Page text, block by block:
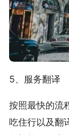
5、服务翻译
按照最快的流
吃住行以及翻